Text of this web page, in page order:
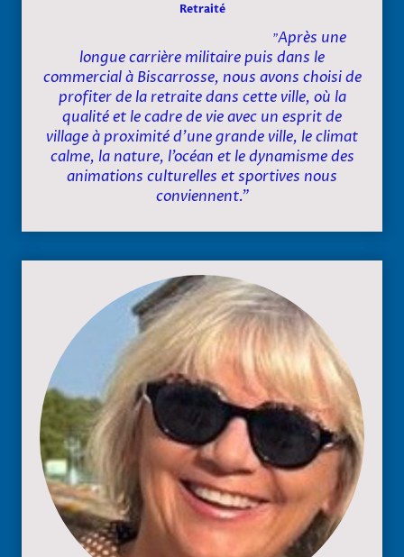
Retraité
"Après une
longue carrière militaire puis dans le
commercial à Biscarrosse, nous avons choisi de
profiter de la retraite dans cette ville, où la
qualité et le cadre de vie avec un esprit de
village à proximité d’une grande ville, le climat
calme, la nature, l’océan et le dynamisme des
animations culturelles et sportives nous
conviennent."